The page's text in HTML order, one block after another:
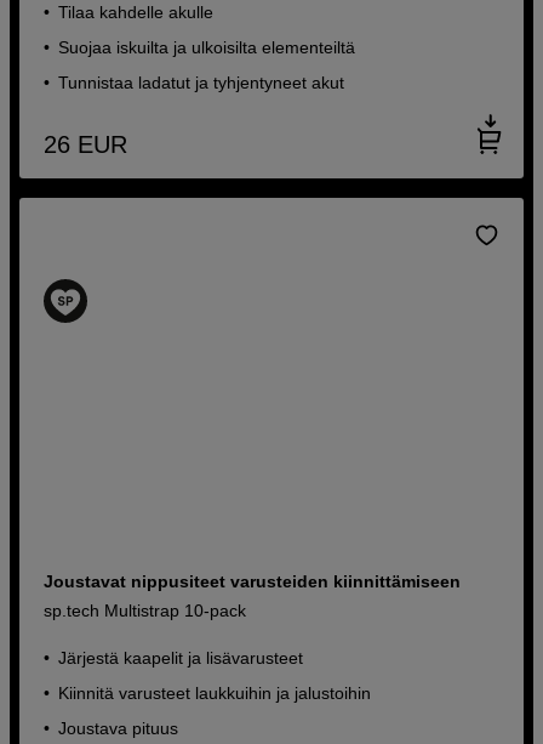
Tilaa kahdelle akulle
Suojaa iskuilta ja ulkoisilta elementeiltä
Tunnistaa ladatut ja tyhjentyneet akut
26 EUR
Joustavat nippusiteet varusteiden kiinnittämiseen
sp.tech Multistrap 10-pack
Järjestä kaapelit ja lisävarusteet
Kiinnitä varusteet laukkuihin ja jalustoihin
Joustava pituus